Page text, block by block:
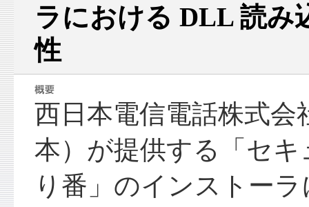
ラにおける DLL 読み
性
西日本電信電話株式会
本）が提供する「セ
り番」のインストー